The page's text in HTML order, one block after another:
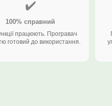
✔️
100% справний
працюють. Програвач
готовий до використання.